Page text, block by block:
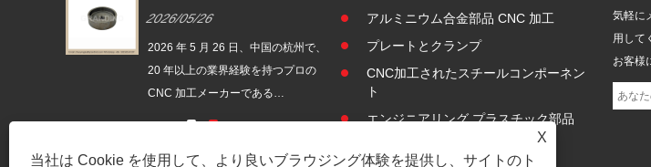
X
当社は Cookie を使用して、より良いブラウジング体験を提供し、サイトのト
発売しま
ップ ブッシュ GI-CNC-ST-009
を発売
2026/05/26
2026 年 5 月 26 日、中国の杭州で、
20 年以上の業界経験を持つプロの
CNC 加工メーカーである
ングを正式に発売しました。このコ
レス製電動歯ブラシドライブシ
ャフト「GI-CNC-SST-003」を
発売
2026/05/28
2026 年 5 月 28 日、中国の杭州で、
20 年以上の業界経験を持つプロの
GRANDIND は、新しい GI-CNC-
SST-003 ステンレス鋼電動歯ブラシ
ドライブ シャフトを正式に発売しま
加工
を発
2026
20
CNC
009
アルミニウム合金部品 CNC 加工
プレートとクランプ
CNC加工されたスチールコンポーネン
ト
エンジニアリング プラスチック部品
気軽に
用して
お客様